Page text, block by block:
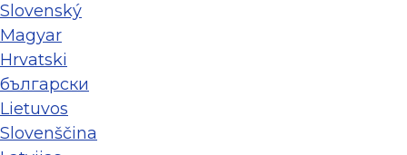
Slovenský
Magyar
Hrvatski
български
Lietuvos
Slovenščina